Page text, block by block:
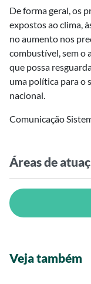
De forma geral, os
expostos ao clima,
no aumento nos
combustível, sem o
que possa
uma política para o
nacional.
Comunicação
Áreas de
Veja também